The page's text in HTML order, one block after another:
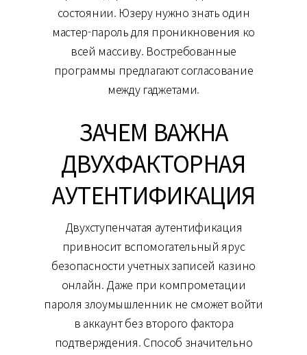
состоянии. Юзеру нужно знать один
мастер-пароль для проникновения ко
всей массиву. Востребованные
программы предлагают согласование
между гаджетами.
ЗАЧЕМ ВАЖНА
ДВУХФАКТОРНАЯ
АУТЕНТИФИКАЦИЯ
Двухступенчатая аутентификация
привносит вспомогательный ярус
безопасности учетных записей казино
онлайн. Даже при компрометации
пароля злоумышленник не сможет войти
в аккаунт без второго фактора
подтверждения. Способ значительно